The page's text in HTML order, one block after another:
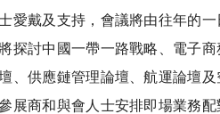
愛戴及支持，會議將由往年的一
探討中國一帶一路戰略、電子商
、供應鏈管理論壇、航運論壇及
展商和與會人士安排即場業務配